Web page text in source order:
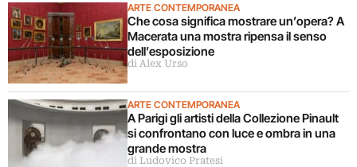
ARTE CONTEMPORANEA
Che cosa significa mostrare un’opera? A
Macerata una mostra ripensa il senso
dell’esposizione
di Alex Urso
ARTE CONTEMPORANEA
A Parigi gli artisti della Collezione Pinault
si confrontano con luce e ombra in una
grande mostra
di Ludovico Pratesi